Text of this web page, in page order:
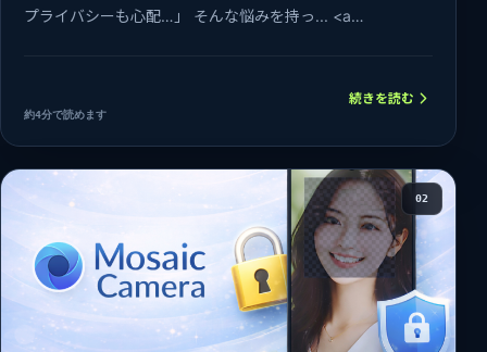
プライバシーも心配…」 そんな悩みを持っ... <a
約4分で読めます
続きを読む
02